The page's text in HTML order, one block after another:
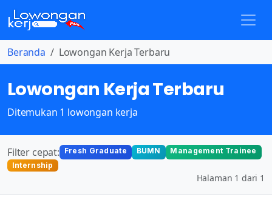
Beranda Lowongan Kerja Terbaru
Lowongan Kerja Terbaru
Ditemukan 1 lowongan kerja
Filter cepat: Fresh Graduate BUMN
Management Trainee
Internship
Halaman 1 dari 1